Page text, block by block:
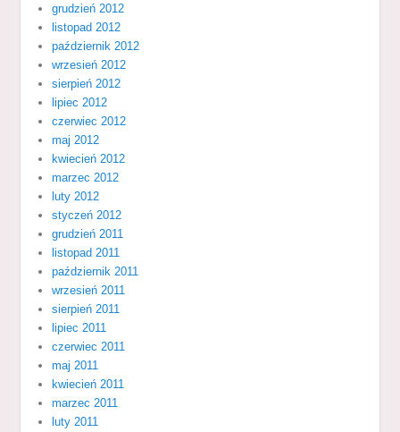
grudzień 2012
listopad 2012
październik 2012
wrzesień 2012
sierpień 2012
lipiec 2012
czerwiec 2012
maj 2012
kwiecień 2012
marzec 2012
luty 2012
styczeń 2012
grudzień 2011
listopad 2011
październik 2011
wrzesień 2011
sierpień 2011
lipiec 2011
czerwiec 2011
maj 2011
kwiecień 2011
marzec 2011
luty 2011